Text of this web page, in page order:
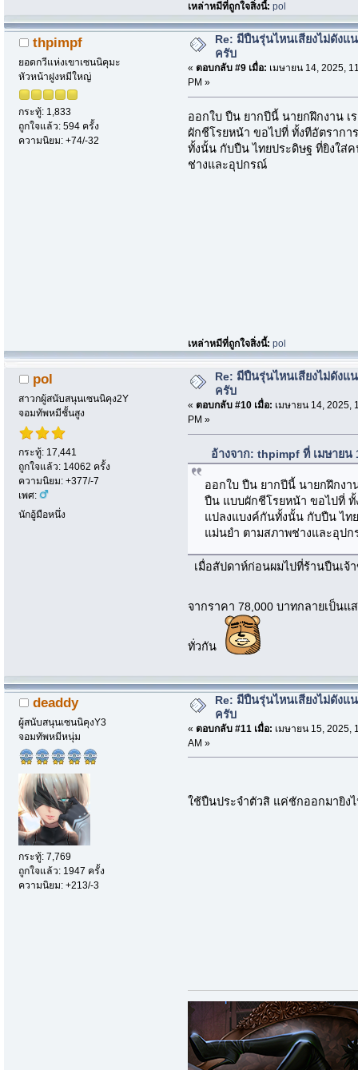
เหล่าหมีที่ถูกใจสิ่งนี้:pol
thpimpf
ยอดกวีแห่งเขาเซนนิคุมะ
หัวหน้าฝูงหมีใหญ่
กระทู้: 1,833
ถูกใจแล้ว: 594 ครั้ง
ความนิยม: +74/-32
Re: มีปืนรุ่นไหนเสียงไม่ดังแ
ครับ
« ตอบกลับ #9 เมื่อ: เมษายน 14, 2025,
PM »
ออกใบ ปืน ยากปีนี้ นายกฝึกงาน
ผักชีโรยหน้า ขอไปที่ ทั้งทีอัตราก
ทั้งนั้น กับปืน ไทยประดิษฐ ที่ยิงใส่
ช่างและอุปกรณ์
เหล่าหมีที่ถูกใจสิ่งนี้:pol
pol
สาวกผู้สนับสนุนเซนนิคุง2Y
จอมทัพหมีชั้นสูง
กระทู้: 17,441
ถูกใจแล้ว: 14062 ครั้ง
ความนิยม: +377/-7
เพศ:
นักอู้มือหนึ่ง
Re: มีปืนรุ่นไหนเสียงไม่ดังแ
ครับ
« ตอบกลับ #10 เมื่อ: เมษายน 14, 2025,
PM »
อ้างจาก: thpimpf ที่ เมษายน
ออกใบ ปืน ยากปีนี้ นายกฝึกง
ปืน แบบผักชีโรยหน้า ขอไปที่
แปลงแบงค์กันทั้งนั้น กับปืน ไท
แม่นยำ ตามสภาพช่างและอุป
เมื่อสัปดาห์ก่อนผมไปที่ร้านปืนเ
จากราคา 78,000 บาทกลายเป็น
ทั่วกัน
deaddy
ผู้สนับสนุนเซนนิคุงY3
จอมทัพหมีหนุ่ม
กระทู้: 7,769
ถูกใจแล้ว: 1947 ครั้ง
ความนิยม: +213/-3
Re: มีปืนรุ่นไหนเสียงไม่ดังแ
ครับ
« ตอบกลับ #11 เมื่อ: เมษายน 15, 2025,
AM »
ใช้ปืนประจำตัวสิ แค่ชักออกมายิง